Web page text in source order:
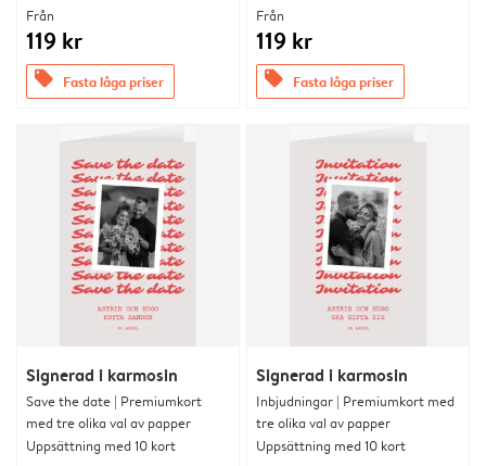
Från
119 kr
offers Fasta låga priser
Från
119 kr
offers Fasta låga priser
Signerad i karmosin
Save the date | Premiumkort
med tre olika val av papper
Uppsättning med 10 kort
Signerad i karmosin
Inbjudningar | Premiumkort med
tre olika val av papper
Uppsättning med 10 kort